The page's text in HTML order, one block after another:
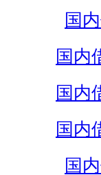
国
国内
国内
国内
国